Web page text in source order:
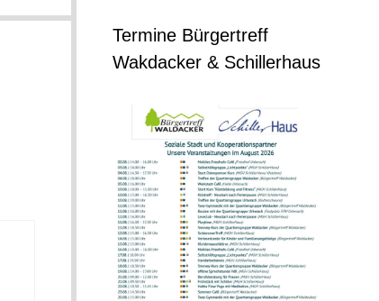
Termine Bürgertreff
Wakdacker & Schillerhaus